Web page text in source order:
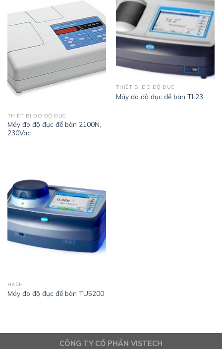
THIẾT BỊ ĐO ĐỘ ĐỤC
Máy đo độ đục để bàn 2100N,
230Vac
THIẾT BỊ ĐO ĐỘ ĐỤC
Máy đo độ đục để bàn TL23
HACH
Máy đo độ đục để bàn TU5200
CÔNG TY CỔ PHẦN VISTECH